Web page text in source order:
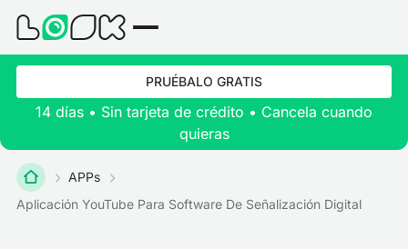
PRUÉBALO GRATIS
14 días • Sin tarjeta de crédito • Cancela cuando
quieras
APPs
Aplicación YouTube Para Software De Señalización Digital